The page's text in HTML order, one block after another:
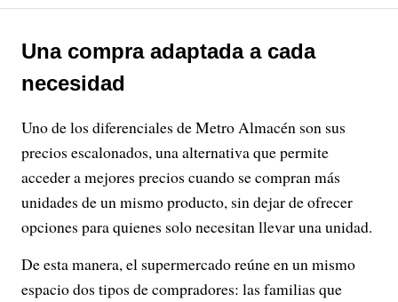
Una compra adaptada a cada
necesidad
Uno de los diferenciales de Metro Almacén son sus
precios escalonados, una alternativa que permite
acceder a mejores precios cuando se compran más
unidades de un mismo producto, sin dejar de ofrecer
opciones para quienes solo necesitan llevar una unidad.
De esta manera, el supermercado reúne en un mismo
espacio dos tipos de compradores: las familias que